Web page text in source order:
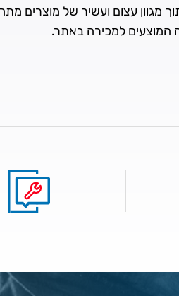
מגוון עצום ועשיר של מוצרים
המוצעים למכירה באתר.